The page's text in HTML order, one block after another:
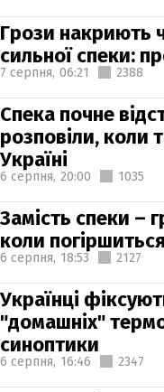
Грози накриють
сильної спеки:
7 серпня, 06:21 2388
Спека почне
розповіли, коли
Україні
6 серпня, 20:00 1035
Замість спеки –
коли
6 серпня, 18:53 2127
Українці
"домашніх"
синоптики
6 серпня, 16:46 2347